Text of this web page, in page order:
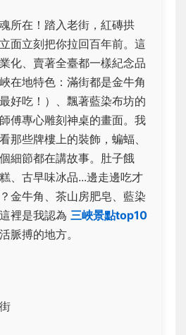
所在！踏入老街，紅磚拱
面立刻把你拉回百年前。這
化、賣著全臺都一樣紀念品
在地特色：滿街都是金牛角
好吃！）、飄著藍染布坊的
傅專心雕刻神桌的畫面。我
那些牌樓上的裝飾，蝙蝠、
細節都在講故事。肚子餓
、古早味冰品...邊走邊吃才
金牛角、茶山房肥皂、藍染
裡是我認為 三峽景點top10
脈搏的地方。